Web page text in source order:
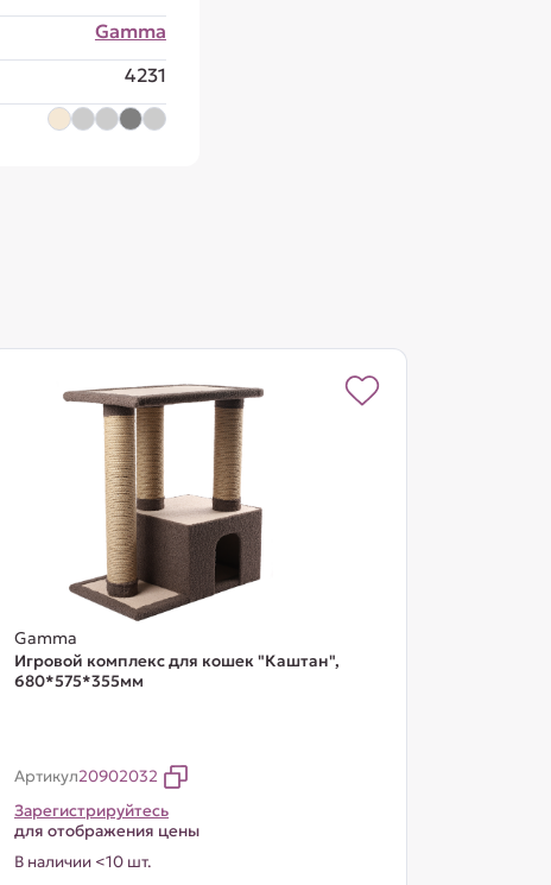
Gamma
4231
Gamma
Игровой комплекс для кошек "Каштан",
680*575*355мм
Артикул20902032
Зарегистрируйтесь
для отображения цены
В наличии <10 шт.